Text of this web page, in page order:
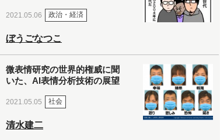
2021.05.06 政治・経済
ぼうごなつこ
微表情研究の世界的権威に聞
いた、AI表情分析技術の展望
2021.05.05 社会
清水建二